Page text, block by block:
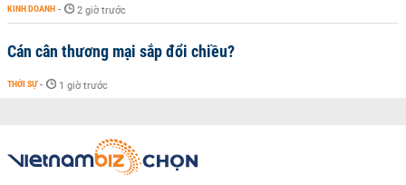
KINH DOANH - 2 giờ trước
Cán cân thương mại sắp đổi chiều?
THỜI SỰ - 1 giờ trước